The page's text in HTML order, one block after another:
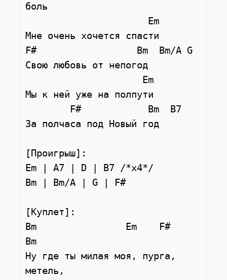
боль
Мне очень хочется спасти
F#                  Bm  Bm/A G
Свою любовь от непогод
Мы к ней уже на полпути
За полчаса под Новый год
[Проигрыш]:
Em | A7 | D | B7 /*x4*/
Bm | Bm/A | G | F#
[Куплет]:
Bm                Em    F#
Bm
Ну где ты милая моя, пурга,
метель,